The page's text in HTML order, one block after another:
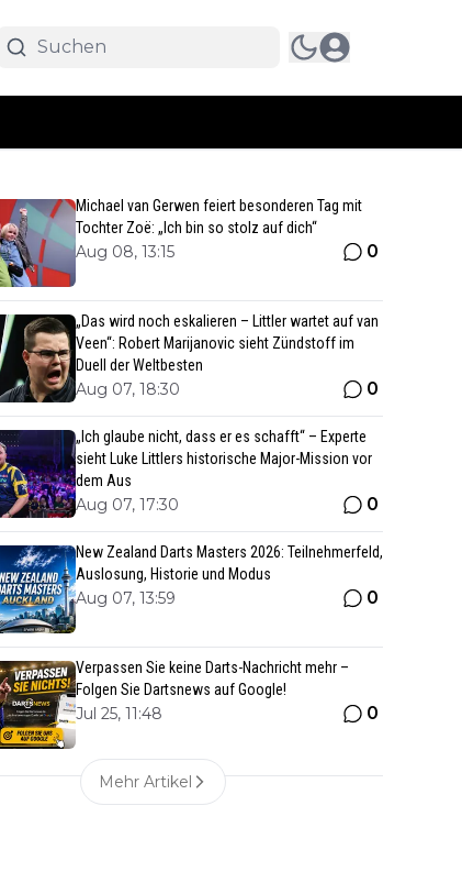
Michael van Gerwen feiert besonderen Tag mit
Tochter Zoë: „Ich bin so stolz auf dich“
Aug 08, 13:15 0
„Das wird noch eskalieren – Littler wartet auf van
Veen“: Robert Marijanovic sieht Zündstoff im
Duell der Weltbesten
Aug 07, 18:30 0
„Ich glaube nicht, dass er es schafft“ – Experte
sieht Luke Littlers historische Major-Mission vor
dem Aus
Aug 07, 17:30 0
New Zealand Darts Masters 2026: Teilnehmerfeld,
Auslosung, Historie und Modus
Aug 07, 13:59 0
Verpassen Sie keine Darts-Nachricht mehr –
Folgen Sie Dartsnews auf Google!
Jul 25, 11:48 0
Mehr Artikel